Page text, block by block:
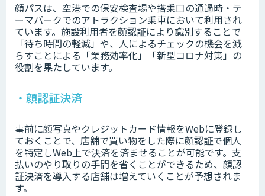
顔パスは、空港での保安検査場や搭乗口の通過時・テ
ーマパークでのアトラクション乗車において利用され
ています。施設利用者を顔認証により識別することで
「待ち時間の軽減」や、人によるチェックの機会を減
らすことによる「業務効率化」「新型コロナ対策」の
役割を果たしています。
・顔認証決済
事前に顔写真やクレジットカード情報をWebに登録し
ておくことで、店舗で買い物をした際に顔認証で個人
を特定しWeb上で決済を済ませることが可能です。支
払いのやり取りの手間を省くことができるため、顔認
証決済を導入する店舗は増えていくことが予想されま
す。